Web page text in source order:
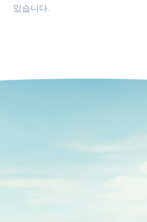
있습니다.